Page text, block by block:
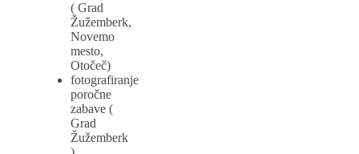
( Grad
Žužemberk,
Novemo
mesto,
Otočeč)
fotografiranje
poročne
zabave (
Grad
Žužemberk